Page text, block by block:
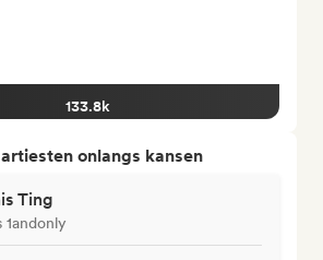
133.8k
onlangs kansen
Ting
1andonly